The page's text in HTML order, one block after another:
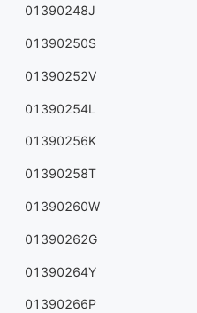
01390248J
01390250S
01390252V
01390254L
01390256K
01390258T
01390260W
01390262G
01390264Y
01390266P